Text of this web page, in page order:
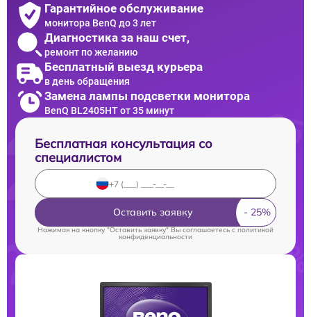
Гарантийное обслуживание
монитора BenQ до 3 лет
Диагностика за наш счет,
ремонт по желанию
Бесплатный выезд курьера
в день обращения
Замена лампы подсветки монитора
BenQ BL2405HT от 35 минут
Бесплатная консультация со
специалистом
Оставить заявку
Нажимая на кнопку "Оставить заявку" Вы соглашаетесь cполитикой
конфиденциальности